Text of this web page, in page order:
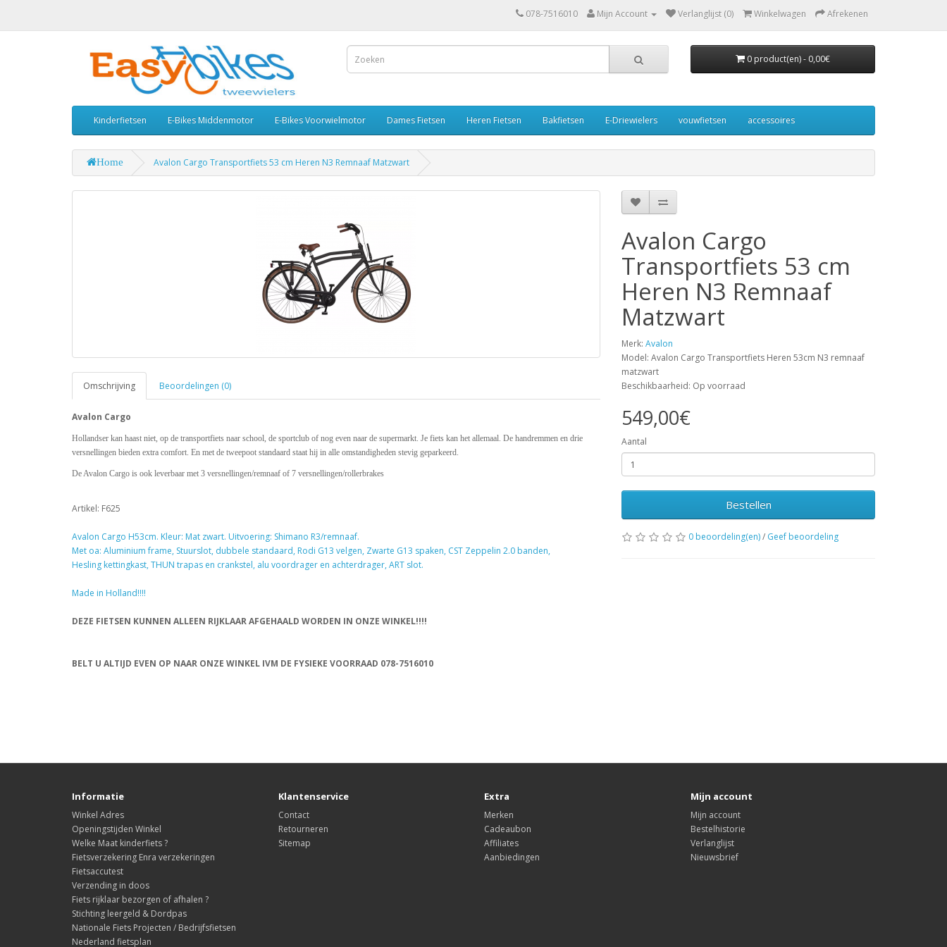
078-7516010 Mijn Account Verlanglijst (0) Winkelwagen Afrekenen
0 product(en) - 0,00€
Kinderfietsen E-Bikes Middenmotor E-Bikes Voorwielmotor Dames Fietsen Heren Fietsen Bakfietsen E-Driewielers vouwfietsen accessoires
Home Avalon Cargo Transportfiets 53 cm Heren N3 Remnaaf Matzwart
Omschrijving Beoordelingen (0)
Avalon Cargo
Hollandser kan haast niet, op de transportfiets naar school, de sportclub of nog even naar de supermarkt. Je fiets kan het allemaal. De handremmen en drie
versnellingen bieden extra comfort. En met de tweepoot standaard staat hij in alle omstandigheden stevig geparkeerd.
De Avalon Cargo is ook leverbaar met 3 versnellingen/remnaaf of 7 versnellingen/rollerbrakes
Artikel: F625
Avalon Cargo H53cm. Kleur: Mat zwart. Uitvoering: Shimano R3/remnaaf.
Met oa: Aluminium frame, Stuurslot, dubbele standaard, Rodi G13 velgen, Zwarte G13 spaken, CST Zeppelin 2.0 banden,
Hesling kettingkast, THUN trapas en crankstel, alu voordrager en achterdrager, ART slot.
Made in Holland!!!!
DEZE FIETSEN KUNNEN ALLEEN RIJKLAAR AFGEHAALD WORDEN IN ONZE WINKEL!!!!
BELT U ALTIJD EVEN OP NAAR ONZE WINKEL IVM DE FYSIEKE VOORRAAD 078-7516010
Avalon Cargo
Transportfiets 53 cm
Heren N3 Remnaaf
Matzwart
Merk: Avalon
Model: Avalon Cargo Transportfiets Heren 53cm N3 remnaaf
matzwart
Beschikbaarheid: Op voorraad
549,00€
Aantal
Bestellen
0 beoordeling(en)/ Geef beoordeling
Informatie
Winkel Adres
Openingstijden Winkel
Welke Maat kinderfiets ?
Fietsverzekering Enra verzekeringen
Fietsaccutest
Verzending in doos
Fiets rijklaar bezorgen of afhalen ?
Stichting leergeld & Dordpas
Nationale Fiets Projecten / Bedrijfsfietsen
Nederland fietsplan
Klantenservice
Contact
Retourneren
Sitemap
Extra
Merken
Cadeaubon
Affiliates
Aanbiedingen
Mijn account
Mijn account
Bestelhistorie
Verlanglijst
Nieuwsbrief